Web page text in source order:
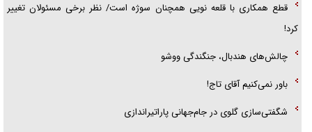
قطع همکاری با قلعه نویی همچنان سوژه است/ نظر برخی مسئولان تغییر
کرد!
چالش‌های هندبال، جنگندگی ووشو
باور نمی‌کنیم آقای تاج!
شگفتی‌سازی گلوی در جام‌جهانی پاراتیراندازی